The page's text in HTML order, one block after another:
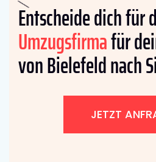
Entscheide dich für
Umzugsfirmafür
von Bielefeld nach
JETZT